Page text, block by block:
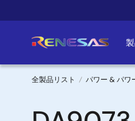
イ
ン
パ
全製品リスト パワー & パワ